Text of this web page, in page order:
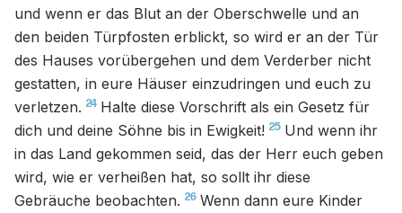
und wenn er das Blut an der Oberschwelle und an
den beiden Türpfosten erblickt, so wird er an der Tür
des Hauses vorübergehen und dem Verderber nicht
gestatten, in eure Häuser einzudringen und euch zu
verletzen. 24 Halte diese Vorschrift als ein Gesetz für
dich und deine Söhne bis in Ewigkeit! 25 Und wenn ihr
in das Land gekommen seid, das der Herr euch geben
wird, wie er verheißen hat, so sollt ihr diese
Gebräuche beobachten. 26 Wenn dann eure Kinder